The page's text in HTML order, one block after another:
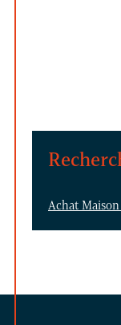
Achat Maison